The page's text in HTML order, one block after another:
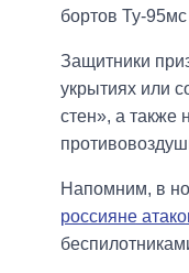
бортов Ту-95мс
Защитники
укрытиях или
стен», а также
Напомним, в
россияне